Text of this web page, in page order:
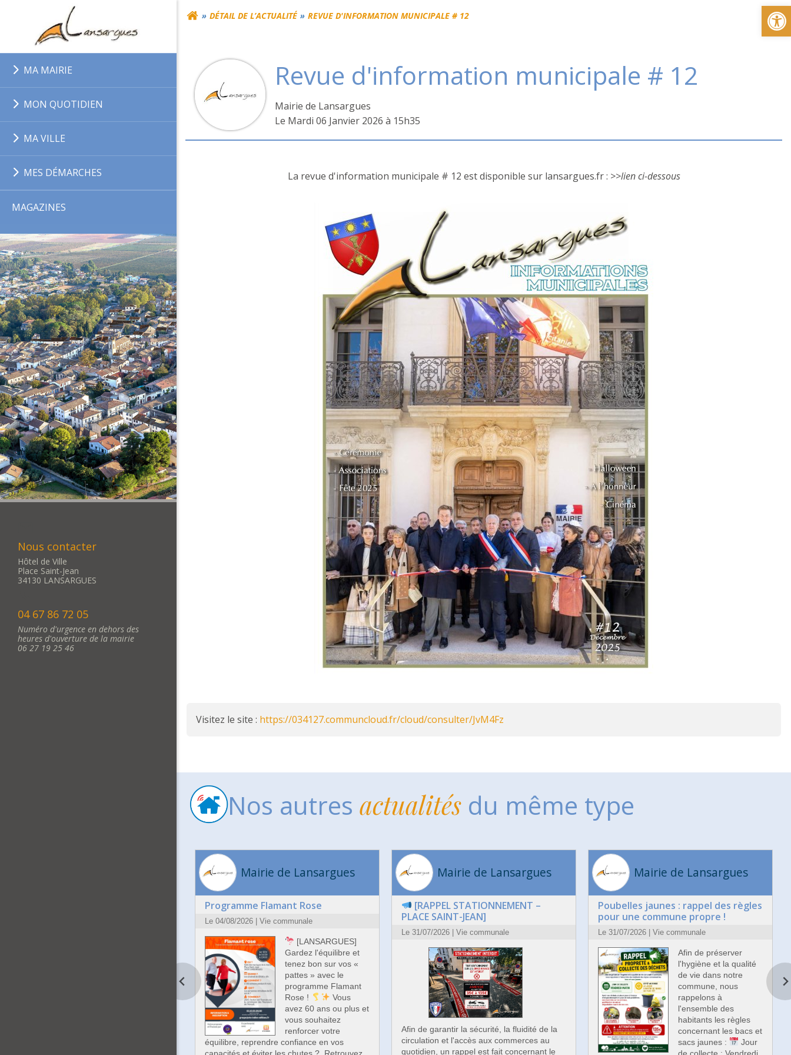
MA MAIRIE
MON QUOTIDIEN
MA VILLE
MES DÉMARCHES
MAGAZINES
Nous contacter
Hôtel de Ville
Place Saint-Jean
34130 LANSARGUES
04 67 86 72 05
Numéro d'urgence en dehors des
heures d'ouverture de la mairie
06 27 19 25 46
DÉTAIL DE L’ACTUALITÉ REVUE D'INFORMATION MUNICIPALE # 12
Revue d'information municipale # 12
Mairie de Lansargues
Le Mardi 06 Janvier 2026 à 15h35
La revue d'information municipale # 12 est disponible sur lansargues.fr : >>lien ci-dessous
Visitez le site : https://034127.communcloud.fr/cloud/consulter/JvM4Fz
Nos autres actualitésdu même type
Mairie de Lansargues
Programme Flamant Rose
Le 04/08/2026 | Vie communale
[LANSARGUES]
Gardez l'équilibre et
tenez bon sur vos «
pattes » avec le
programme Flamant
Rose !
Vous
avez 60 ans ou plus et
vous souhaitez
renforcer votre
équilibre, reprendre confiance en vos
capacités et éviter les chutes ? Retrouvez
Mairie de Lansargues
[RAPPEL STATIONNEMENT –
PLACE SAINT-JEAN]
Le 31/07/2026 | Vie communale
Afin de garantir la sécurité, la fluidité de la
circulation et l'accès aux commerces au
quotidien, un rappel est fait concernant le
Mairie de Lansargues
Poubelles jaunes : rappel des règles
pour une commune propre !
Le 31/07/2026 | Vie communale
Afin de préserver
l'hygiène et la qualité
de vie dans notre
commune, nous
rappelons à
l'ensemble des
habitants les règles
concernant les bacs et
sacs jaunes :
Jour
de collecte : Vendredi